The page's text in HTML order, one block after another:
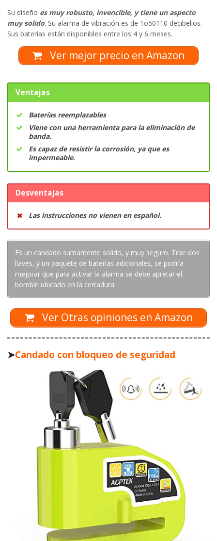
Su diseño es muy robusto, invencible, y tiene un aspecto
muy solido. Su alarma de vibración es de 1o50110 decibelios.
Sus baterías están disponibles entre los 4 y 6 meses.
Ver mejor precio en Amazon
Ventajas
Baterías reemplazables
Viene con una herramienta para la eliminación de
banda.
Es capaz de resistir la corrosión, ya que es
impermeable.
Desventajas
Las instrucciones no vienen en español.
Es un candado sumamente solido, y muy seguro. Trae dos
llaves, y un paquete de baterías adicionales, se podría
mejorar que para activar la alarma se debe apretar el
bombín ubicado en la cerradura.
Ver Otras opiniones en Amazon
➤Candado con bloqueo de seguridad